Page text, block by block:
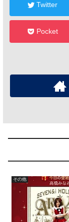
Twitter
Pocket
その他